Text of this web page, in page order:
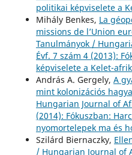
politikai képviselete a
Mihály Benkes, La
missions de l’Union
Tanulmányok /
Évf. 7 szám 4 (2013):
képviselete a Kelet-
András A. Gergely, A
mint kolonizációs
Hungarian Journal of
(2014): Fókuszban:
nyomortelepek ma és
Szilárd Biernaczky,
/ Hungarian Journal of